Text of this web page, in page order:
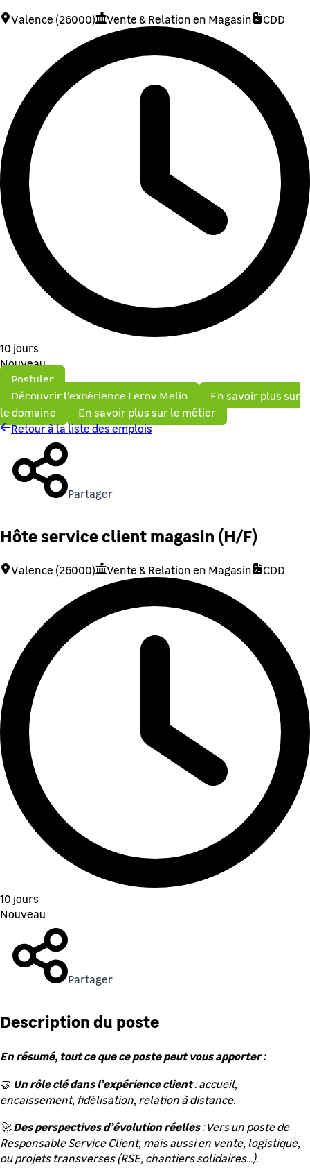
Valence (26000) Vente & Relation en Magasin CDD
10 jours
Nouveau
Postuler
Découvrir l'expérience Leroy Melin
En savoir plus sur
le domaine
En savoir plus sur le métier
Retour à la liste des emplois
Partager
Hôte service client magasin (H/F)
Valence (26000) Vente & Relation en Magasin CDD
10 jours
Nouveau
Partager
Description du poste
En résumé, tout ce que ce poste peut vous apporter :
🤝Un rôle clé dans l’expérience client: accueil,
encaissement, fidélisation, relation à distance.
🚀Des perspectives d’évolution réelles: Vers un poste de
Responsable Service Client, mais aussi en vente, logistique,
ou projets transverses (RSE, chantiers solidaires…).